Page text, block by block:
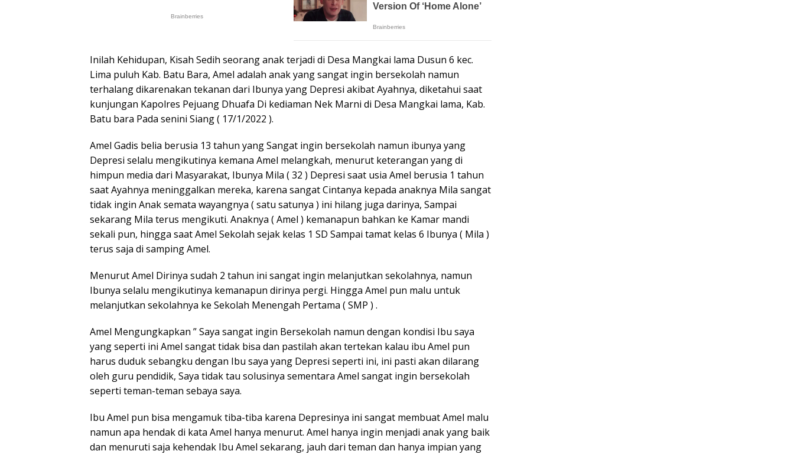
Inilah Kehidupan, Kisah Sedih seorang anak terjadi di Desa Mangkai lama Dusun 6 kec.
Lima puluh Kab. Batu Bara, Amel adalah anak yang sangat ingin bersekolah namun
terhalang dikarenakan tekanan dari Ibunya yang Depresi akibat Ayahnya, diketahui saat
kunjungan Kapolres Pejuang Dhuafa Di kediaman Nek Marni di Desa Mangkai lama, Kab.
Batu bara Pada senini Siang ( 17/1/2022 ).
Amel Gadis belia berusia 13 tahun yang Sangat ingin bersekolah namun ibunya yang
Depresi selalu mengikutinya kemana Amel melangkah, menurut keterangan yang di
himpun media dari Masyarakat, Ibunya Mila ( 32 ) Depresi saat usia Amel berusia 1 tahun
saat Ayahnya meninggalkan mereka, karena sangat Cintanya kepada anaknya Mila sangat
tidak ingin Anak semata wayangnya ( satu satunya ) ini hilang juga darinya, Sampai
sekarang Mila terus mengikuti. Anaknya ( Amel ) kemanapun bahkan ke Kamar mandi
sekali pun, hingga saat Amel Sekolah sejak kelas 1 SD Sampai tamat kelas 6 Ibunya ( Mila )
terus saja di samping Amel.
Menurut Amel Dirinya sudah 2 tahun ini sangat ingin melanjutkan sekolahnya, namun
Ibunya selalu mengikutinya kemanapun dirinya pergi. Hingga Amel pun malu untuk
melanjutkan sekolahnya ke Sekolah Menengah Pertama ( SMP ) .
Amel Mengungkapkan ” Saya sangat ingin Bersekolah namun dengan kondisi Ibu saya
yang seperti ini Amel sangat tidak bisa dan pastilah akan tertekan kalau ibu Amel pun
harus duduk sebangku dengan Ibu saya yang Depresi seperti ini, ini pasti akan dilarang
oleh guru pendidik, Saya tidak tau solusinya sementara Amel sangat ingin bersekolah
seperti teman-teman sebaya saya.
Ibu Amel pun bisa mengamuk tiba-tiba karena Depresinya ini sangat membuat Amel malu
namun apa hendak di kata Amel hanya menurut. Amel hanya ingin menjadi anak yang baik
dan menuruti saja kehendak Ibu Amel sekarang, jauh dari teman dan hanya impian yang